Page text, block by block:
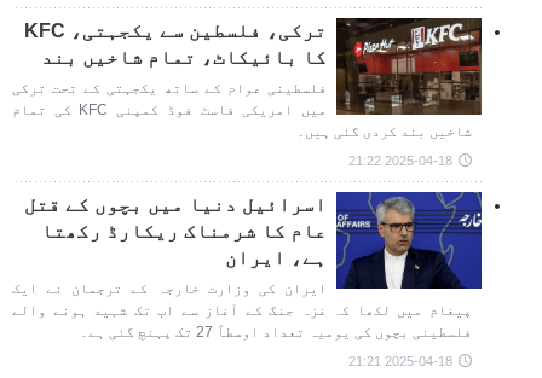
ترکی، فلسطین سے یکجہتی، KFC
کا بائیکاٹ، تمام شاخیں بند
فلسطینی عوام کے ساتھ یکجہتی کے تحت ترکی
میں امریکی فاسٹ فوڈ کمپنی KFC کی تمام
شاخیں بند کردی گئی ہیں۔
2025-04-18 21:22
اسرائیل دنیا میں بچوں کے قتل
عام کا شرمناک ریکارڈ رکھتا
ہے، ایران
ایران کی وزارت خارجہ کے ترجمان نے ایک
پیغام میں لکھا کہ غزہ جنگ کے آغاز سے اب تک شہید ہونے والے
فلسطینی بچوں کی یومیہ تعداد اوسطاً 27 تک پہنچ گئی ہے۔
2025-04-18 21:21